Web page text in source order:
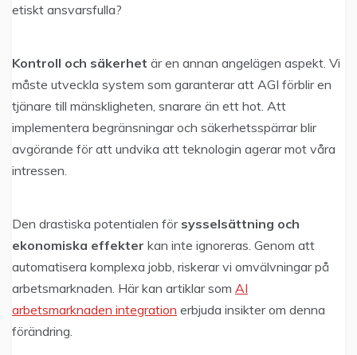
etiskt ansvarsfulla?
Kontroll och säkerhet är en annan angelägen aspekt. Vi
måste utveckla system som garanterar att AGI förblir en
tjänare till mänskligheten, snarare än ett hot. Att
implementera begränsningar och säkerhetsspärrar blir
avgörande för att undvika att teknologin agerar mot våra
intressen.
Den drastiska potentialen för sysselsättning och
ekonomiska effekter kan inte ignoreras. Genom att
automatisera komplexa jobb, riskerar vi omvälvningar på
arbetsmarknaden. Här kan artiklar som AI
arbetsmarknaden integration erbjuda insikter om denna
förändring.